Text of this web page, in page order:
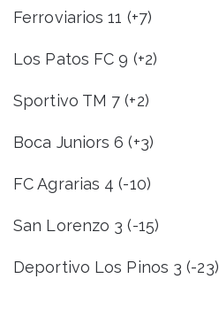
Ferroviarios 11 (+7)
Los Patos FC 9 (+2)
Sportivo TM 7 (+2)
Boca Juniors 6 (+3)
FC Agrarias 4 (-10)
San Lorenzo 3 (-15)
Deportivo Los Pinos 3 (-23)